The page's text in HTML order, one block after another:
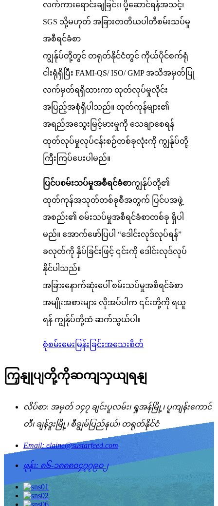
လက်ကားရောင်းချခြင်း၊ ပို့ဆောင်ရန်အသင့်၊
SGS သို့မဟုတ် အခြားတတိယပါတီစမ်းသပ်မှု
အစီရင်ခံစာ
ကျွန်ုပ်တို့တွင် တရုတ်နိုင်ငံတွင် ကိုယ်ပိုင်စက်ရုံ
ငါးရုံရှိပြီး FAMI-QS/ ISO/ GMP အသိအမှတ်ပြု
လက်မှတ်ရရှိထားကာ ထုတ်လုပ်မှုလိုင်း
အပြည့်အစုံရှိပါသည်။ ထုတ်ကုန်များ၏
အရည်အသွေးမြင့်မားမှုကို သေချာစေရန်
ထုတ်လုပ်မှုလုပ်ငန်းစဉ်တစ်ခုလုံးကို ကျွန်ုပ်တို့
ကြီးကြပ်ပေးပါမည်။
ပြင်ပစမ်းသပ်မှုအစီရင်ခံစာကျွန်ုပ်တို့၏
ထုတ်ကုန်အသုတ်တစ်ခုစီအတွက် ပြင်ပအဖွဲ့
အစည်း၏ စမ်းသပ်မှုအစီရင်ခံစာတစ်ခု ရှိပါ
မည်။ အောက်ဖော်ပြပါ “ဒေါင်းလုဒ်လုပ်ရန်”
ခလုတ်ကို နှိပ်ခြင်းဖြင့် ၎င်းကို ဒေါင်းလုဒ်လုပ်
နိုင်ပါသည်။
အခြားနောက်ဆုံးပေါ် စမ်းသပ်မှုအစီရင်ခံစာ
အမျိုးအစားများ လိုအပ်ပါက ၎င်းတို့ကို ရယူ
ရန် ကျွန်ုပ်တို့ထံ ဆက်သွယ်ပါ။
စုံစမ်းမေးမြန်းခြင်းအသေးစိတ်
ကြှနျုပျတို့ကိုဆကျသှယျရနျ
လိပ်စာ: အမှတ် ၁၄၇ ချင်းပူလမ်း၊ ရှုအန်မြို့၊ ပူကျန်းကောင်
တီ၊ ချန်ဒူးမြို့၊ စီချွမ်ပြည်နယ်၊ တရုတ်နိုင်ငံ
Email: elaine@sustarfeed.com
ဖုန်း: ၈၆-၁၈၈၈၀၄၇၇၉၀၂